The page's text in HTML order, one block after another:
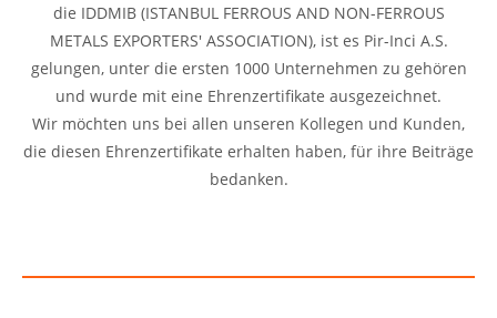
die IDDMIB (ISTANBUL FERROUS AND NON-FERROUS
METALS EXPORTERS' ASSOCIATION), ist es Pir-Inci A.S.
gelungen, unter die ersten 1000 Unternehmen zu gehören
und wurde mit eine Ehrenzertifikate ausgezeichnet.
Wir möchten uns bei allen unseren Kollegen und Kunden,
die diesen Ehrenzertifikate erhalten haben, für ihre Beiträge
bedanken.